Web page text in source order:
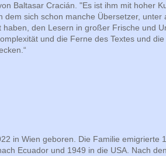
Baltasar Cracián. "Es ist ihm mit hoher
dem sich schon manche Übersetzer, unter
haben, den Lesern in großer Frische und
und die Ferne des Textes und
in Wien geboren. Die Familie emigrierte
Ecuador und 1949 in die USA. Nach